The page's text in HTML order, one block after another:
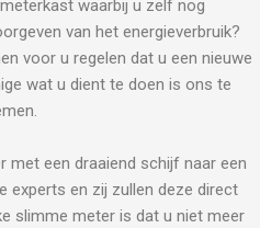
waarbij u zelf nog
van het energieverbruik?
voor u regelen dat u een nieuwe
wat u dient te doen is ons te
met een draaiend schijf naar een
experts en zij zullen deze direct
slimme meter is dat u niet meer